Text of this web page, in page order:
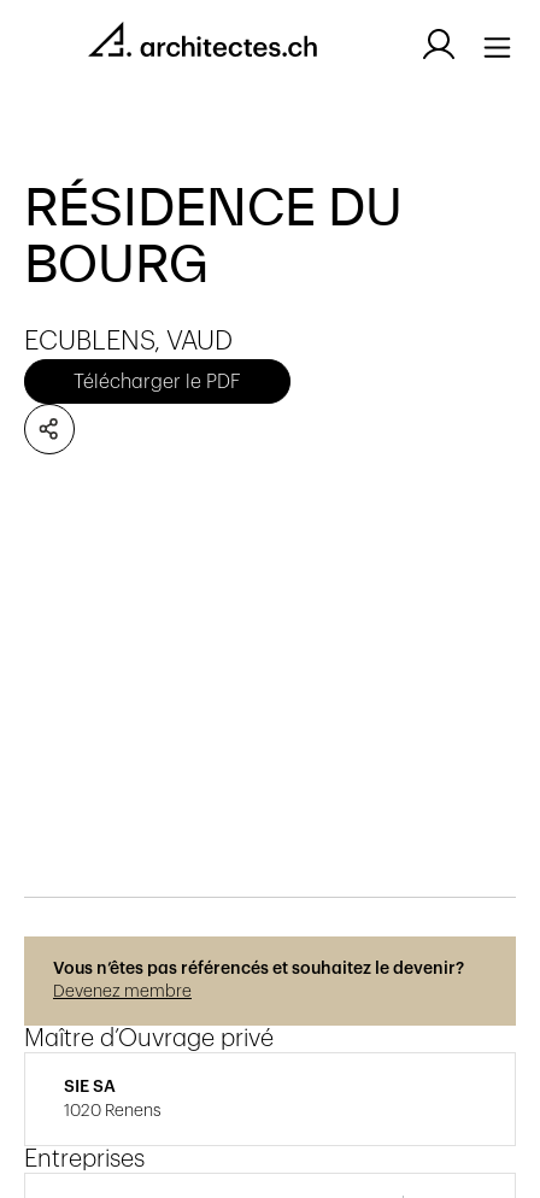
RÉSIDENCE DU
BOURG
ECUBLENS, VAUD
Télécharger le PDF
Vous n’êtes pas référencés et souhaitez le devenir?
Devenez membre
Maître d’Ouvrage privé
SIE SA
1020 Renens
Entreprises